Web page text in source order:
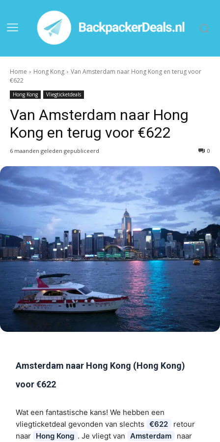
Home Hong Kong
Van Amsterdam naar Hong Kong en terug voor
€622
Hong Kong Vliegticketdeals
Van Amsterdam naar Hong
Kong en terug voor €622
6 maanden geleden gepubliceerd 0
Amsterdam naar Hong Kong (Hong Kong)
voor €622
Wat een fantastische kans! We hebben een
vliegticketdeal gevonden van slechts €622
retour
naar Hong Kong . Je vliegt van Amsterdam
naar